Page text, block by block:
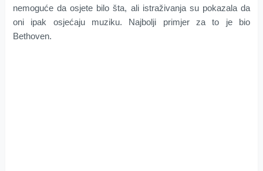
nemoguće da osjete bilo šta, ali istraživanja su pokazala da
oni ipak osjećaju muziku. Najbolji primjer za to je bio
Bethoven.